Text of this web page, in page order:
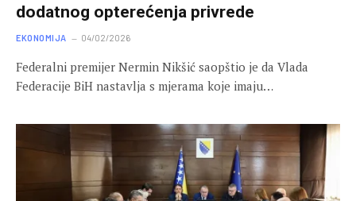
dodatnog opterećenja privrede
EKONOMIJA 04/02/2026
Federalni premijer Nermin Nikšić saopštio je da Vlada
Federacije BiH nastavlja s mjerama koje imaju…